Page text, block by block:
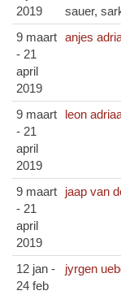
2019
sauer,
9 maart
- 21
april
2019
anjes
9 maart
- 21
april
2019
leon
9 maart
- 21
april
2019
jaap van
12 jan -
24 feb
jyrgen